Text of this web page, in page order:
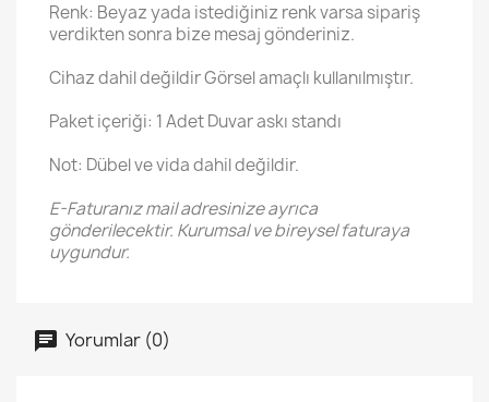
Renk: Beyaz yada istediğiniz renk varsa sipariş
verdikten sonra bize mesaj gönderiniz.
Cihaz dahil değildir Görsel amaçlı kullanılmıştır.
Paket içeriği: 1 Adet Duvar askı standı
Not: Dübel ve vida dahil değildir.
E-Faturanız mail adresinize ayrıca
gönderilecektir. Kurumsal ve bireysel faturaya
uygundur.
Yorumlar (0)